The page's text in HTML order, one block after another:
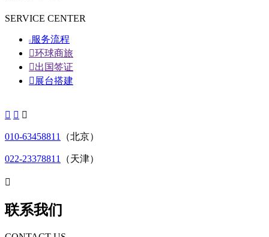
SERVICE CENTER
 服务流程
环球商旅
出国签证
 展台搭建
  
010-63458811 （北京）
022-23378811 （天津）

联系我们